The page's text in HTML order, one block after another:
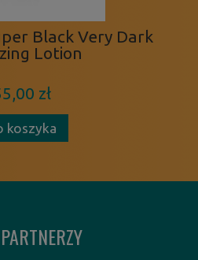
Black Very Dark
Lotion
zł
koszyka